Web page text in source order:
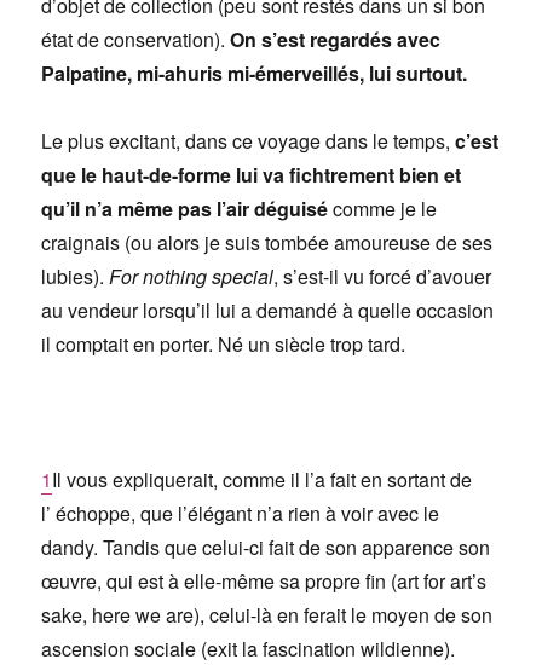
d’objet de collection (peu sont restés dans un si bon
état de conservation).On s’est regardés avec
Palpatine, mi-ahuris mi-émerveillés, lui surtout.
Le plus excitant, dans ce voyage dans le temps,c’est
que le haut-de-forme lui va fichtrement bien et
qu’il n’a même pas l’air déguisécomme je le
craignais (ou alors je suis tombée amoureuse de ses
lubies).For nothing special, s’est-il vu forcé d’avouer
au vendeur lorsqu’il lui a demandé à quelle occasion
il comptait en porter. Né un siècle trop tard.
1Il vous expliquerait, comme il l’a fait en sortant de
l’ échoppe, que l’élégant n’a rien à voir avec le
dandy. Tandis que celui-ci fait de son apparence son
œuvre, qui est à elle-même sa propre fin (art for art’s
sake, here we are), celui-là en ferait le moyen de son
ascension sociale (exit la fascination wildienne).